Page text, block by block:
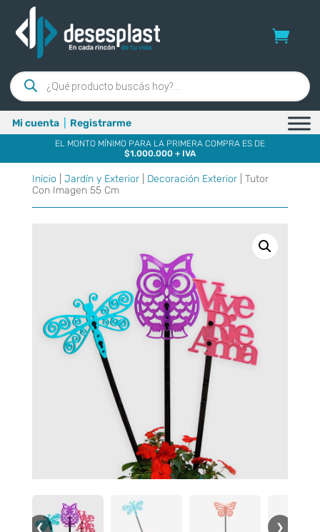
Búsqueda
de
productos
Mi cuenta Registrarme
EL MONTO MÍNIMO PARA LA PRIMERA COMPRA ES DE
$1.000.000 + IVA
Inicio Jardín y Exterior| Decoración Exterior| Tutor
Con Imagen 55 Cm
❮ ❯